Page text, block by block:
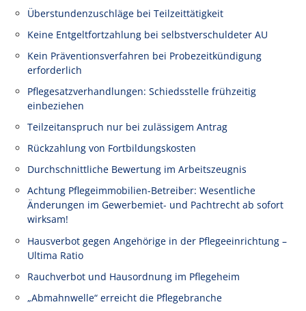
Überstundenzuschläge bei Teilzeittätigkeit
Keine Entgeltfortzahlung bei selbstverschuldeter AU
Kein Präventionsverfahren bei Probezeitkündigung
erforderlich
Pflegesatzverhandlungen: Schiedsstelle frühzeitig
einbeziehen
Teilzeitanspruch nur bei zulässigem Antrag
Rückzahlung von Fortbildungskosten
Durchschnittliche Bewertung im Arbeitszeugnis
Achtung Pflegeimmobilien-Betreiber: Wesentliche
Änderungen im Gewerbemiet- und Pachtrecht ab sofort
wirksam!
Hausverbot gegen Angehörige in der Pflegeeinrichtung –
Ultima Ratio
Rauchverbot und Hausordnung im Pflegeheim
„Abmahnwelle“ erreicht die Pflegebranche